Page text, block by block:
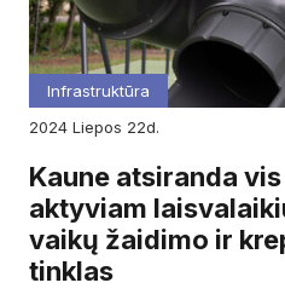
Infrastruktūra
2024
liepos 22d.
Kaune atsiranda
aktyviam
vaikų žaidimo ir
tinklas